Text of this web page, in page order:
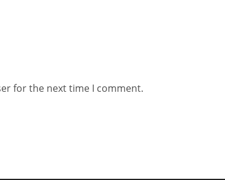
for the next time I comment.